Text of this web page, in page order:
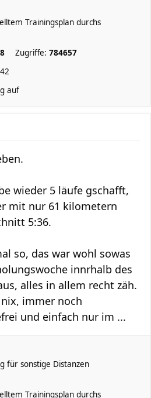
Trainingsplan durchs
Zugriffe: 784657
auf
wieder 5 läufe gschafft,
mit nur 61 kilometern
5:36.
so, das war wohl sowas
innrhalb des
alles in allem recht zäh.
immer noch
und einfach nur im ...
für sonstige Distanzen
Trainingsplan durchs